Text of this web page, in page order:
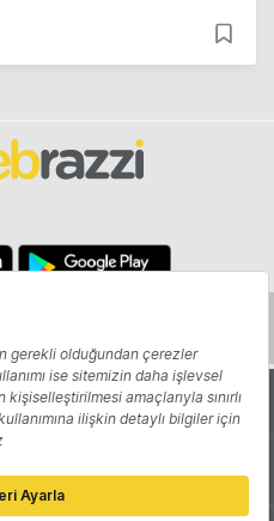
Yazarlar
Reklam